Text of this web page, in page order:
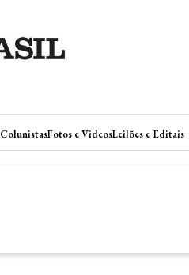
ColunistasFotos e VideosLeilões e Editais